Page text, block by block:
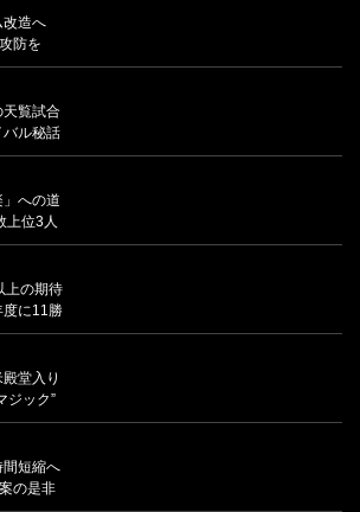
改造へ
防を
覧試合
ル秘話
への道
上位3人
上の期待
度に11勝
堂入り
ジック”
間短縮へ
の是非